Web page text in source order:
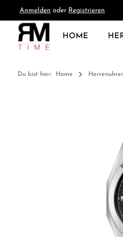
Zur Hauptnavigation
Anmelden oder Registrieren
HOME
Du bist hier: Home